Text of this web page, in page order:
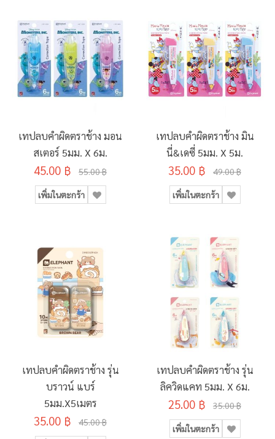
เทปลบคำผิดตราช้าง มอน
สเตอร์ 5มม. X 6ม.
45.00 ฿ 55.00 ฿
เพิ่มในตะกร้า
เทปลบคำผิดตราช้าง มิน
นี่&เดซี่ 5มม. X 5ม.
35.00 ฿ 49.00 ฿
เพิ่มในตะกร้า
เทปลบคำผิดตราช้าง รุ่น
บราวน์ แบร์
5มม.x5เมตร
35.00 ฿ 45.00 ฿
เทปลบคำผิดตราช้าง รุ่น
ลิควิดแคท 5มม. X 6ม.
25.00 ฿ 35.00 ฿
เพิ่มในตะกร้า